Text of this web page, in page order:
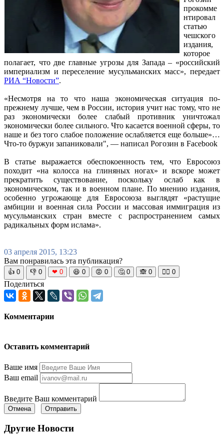
прокомме
нтировал
статью
чешского
издания,
которое
полагает, что две главные угрозы для Запада – «российский
империализм и переселение мусульманских масс», передает
РИА “Новости”.
«Несмотря на то что наша экономическая ситуация по-
прежнему лучше, чем в России, история учит нас тому, что не
раз экономически более слабый противник уничтожал
экономически более сильного. Что касается военной сферы, то
наше и без того слабое положение ослабляется еще больше»…
Что-то буржуи запаниковали", — написал Рогозин в Facebook
В статье выражается обеспокоенность тем, что Евросоюз
походит «на колосса на глиняных ногах» и вскоре может
прекратить существование, поскольку ослаб как в
экономическом, так и в военном плане. По мнению издания,
особенно угрожающе для Евросоюза выглядят «растущие
амбиции и военная сила России и массовая иммиграция из
мусульманских стран вместе с распространением самых
радикальных форм ислама».
03 апреля 2015, 13:23
Вам понравилась эта публикация?
👍 0 👎 0 ❤ 0 😆 0 😡 0 🤔 0 🙈 0 🧘‍♀️ 0
Поделиться
Комментарии
Оставить комментарий
Ваше имя
Ваш email
Введите Ваш комментарий
Отмена Отправить
Другие Новости